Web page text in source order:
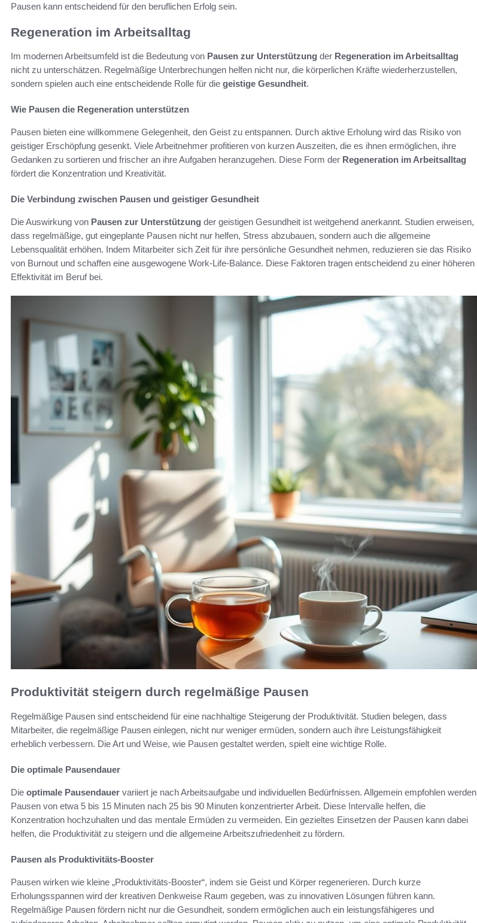
Pausen kann entscheidend für den beruflichen Erfolg sein.
Regeneration im Arbeitsalltag
Im modernen Arbeitsumfeld ist die Bedeutung von Pausen zur Unterstützung der Regeneration im Arbeitsalltag
nicht zu unterschätzen. Regelmäßige Unterbrechungen helfen nicht nur, die körperlichen Kräfte wiederherzustellen,
sondern spielen auch eine entscheidende Rolle für die geistige Gesundheit.
Wie Pausen die Regeneration unterstützen
Pausen bieten eine willkommene Gelegenheit, den Geist zu entspannen. Durch aktive Erholung wird das Risiko von
geistiger Erschöpfung gesenkt. Viele Arbeitnehmer profitieren von kurzen Auszeiten, die es ihnen ermöglichen, ihre
Gedanken zu sortieren und frischer an ihre Aufgaben heranzugehen. Diese Form der Regeneration im Arbeitsalltag
fördert die Konzentration und Kreativität.
Die Verbindung zwischen Pausen und geistiger Gesundheit
Die Auswirkung von Pausen zur Unterstützung der geistigen Gesundheit ist weitgehend anerkannt. Studien erweisen,
dass regelmäßige, gut eingeplante Pausen nicht nur helfen, Stress abzubauen, sondern auch die allgemeine
Lebensqualität erhöhen. Indem Mitarbeiter sich Zeit für ihre persönliche Gesundheit nehmen, reduzieren sie das Risiko
von Burnout und schaffen eine ausgewogene Work-Life-Balance. Diese Faktoren tragen entscheidend zu einer höheren
Effektivität im Beruf bei.
Produktivität steigern durch regelmäßige Pausen
Regelmäßige Pausen sind entscheidend für eine nachhaltige Steigerung der Produktivität. Studien belegen, dass
Mitarbeiter, die regelmäßige Pausen einlegen, nicht nur weniger ermüden, sondern auch ihre Leistungsfähigkeit
erheblich verbessern. Die Art und Weise, wie Pausen gestaltet werden, spielt eine wichtige Rolle.
Die optimale Pausendauer
Die optimale Pausendauer variiert je nach Arbeitsaufgabe und individuellen Bedürfnissen. Allgemein empfohlen werden
Pausen von etwa 5 bis 15 Minuten nach 25 bis 90 Minuten konzentrierter Arbeit. Diese Intervalle helfen, die
Konzentration hochzuhalten und das mentale Ermüden zu vermeiden. Ein gezieltes Einsetzen der Pausen kann dabei
helfen, die Produktivität zu steigern und die allgemeine Arbeitszufriedenheit zu fördern.
Pausen als Produktivitäts-Booster
Pausen wirken wie kleine „Produktivitäts-Booster“, indem sie Geist und Körper regenerieren. Durch kurze
Erholungsspannen wird der kreativen Denkweise Raum gegeben, was zu innovativen Lösungen führen kann.
Regelmäßige Pausen fördern nicht nur die Gesundheit, sondern ermöglichen auch ein leistungsfähigeres und